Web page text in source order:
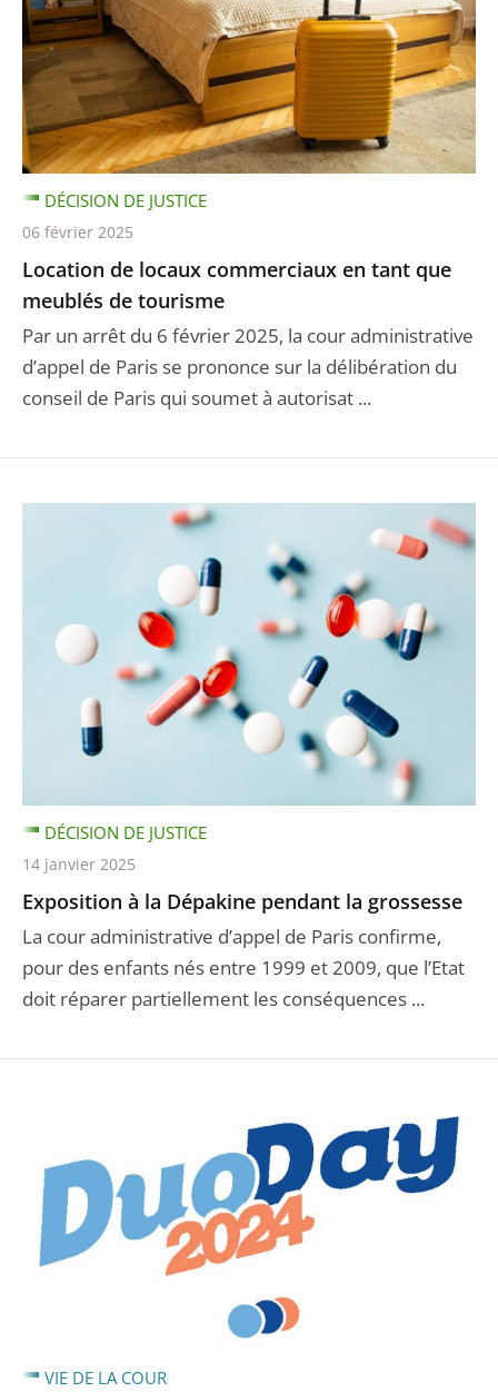
Location de locaux commerciaux en tant que
meublés de tourisme
Par un arrêt du 6 février 2025, la cour administrative
d’appel de Paris se prononce sur la délibération du
conseil de Paris qui soumet à autorisat ...
DÉCISION DE JUSTICE
06 février 2025
Exposition à la Dépakine pendant la grossesse
La cour administrative d’appel de Paris confirme,
pour des enfants nés entre 1999 et 2009, que l’Etat
doit réparer partiellement les conséquences ...
DÉCISION DE JUSTICE
14 janvier 2025
VIE DE LA COUR